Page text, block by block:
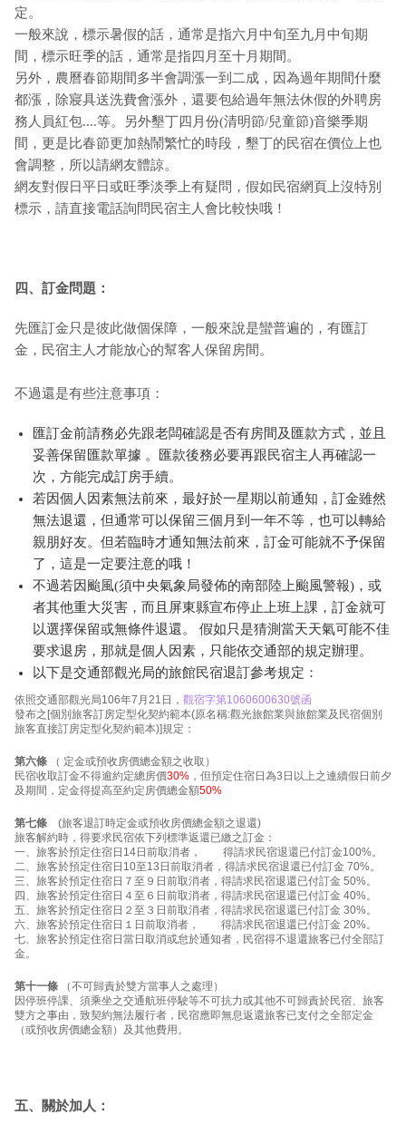
定。
一般來說，標示暑假的話，通常是指六月中旬至九月中旬期
間，標示旺季的話，通常是指四月至十月期間。
另外，農曆春節期間多半會調漲一到二成，因為過年期間什麼
都漲，除寢具送洗費會漲外，還要包給過年無法休假的外聘房
務人員紅包....等。另外墾丁四月份(清明節/兒童節)音樂季期
間，更是比春節更加熱鬧繁忙的時段，墾丁的民宿在價位上也
會調整，所以請網友體諒。
網友對假日平日或旺季淡季上有疑問，假如民宿網頁上沒特別
標示，請直接電話詢問民宿主人會比較快哦！
四、訂金問題：
先匯訂金只是彼此做個保障，一般來說是蠻普遍的，有匯訂
金，民宿主人才能放心的幫客人保留房間。
不過還是有些注意事項：
匯訂金前請務必先跟老闆確認是否有房間及匯款方式，並且
妥善保留匯款單據 。匯款後務必要再跟民宿主人再確認一
次，方能完成訂房手續。
若因個人因素無法前來，最好於一星期以前通知，訂金雖然
無法退還，但通常可以保留三個月到一年不等，也可以轉給
親朋好友。但若臨時才通知無法前來，訂金可能就不予保留
了，這是一定要注意的哦！
不過若因颱風(須中央氣象局發佈的南部陸上颱風警報)，或
者其他重大災害，而且屏東縣宣布停止上班上課，訂金就可
以選擇保留或無條件退還。 假如只是猜測當天天氣可能不佳
要求退房，那就是個人因素，只能依交通部的規定辦理。
以下是交通部觀光局的旅館民宿退訂參考規定：
依照交通部觀光局106年7月21日， 觀宿字第1060600630號函
發布之[個別旅客訂房定型化契約範本(原名稱:觀光旅館業與旅館業及民宿個別
旅客直接訂房定型化契約範本)]規定：
第六條 （ 定金或預收房價總金額之收取）
民宿收取訂金不得逾約定總房價30% ，但預定住宿日為3日以上之連續假日前夕
及期間，定金得提高至約定房價總金額50%
第七條 (旅客退訂時定金或預收房價總金額之退還)
旅客解約時，得要求民宿依下列標準返還已繳之訂金：
一、旅客於預定住宿日14日前取消者， 得請求民宿退還已付訂金100%。
二、旅客於預定住宿日10至13日前取消者，得請求民宿退還已付訂金 70%。
三、旅客於預定住宿日７至９日前取消者，得請求民宿退還已付訂金 50%。
四、旅客於預定住宿日４至６日前取消者，得請求民宿退還已付訂金 40%。
五、旅客於預定住宿日２至３日前取消者，得請求民宿退還已付訂金 30%。
六、旅客於預定住宿日１日前取消者， 得請求民宿退還已付訂金 20%。
七、旅客於預定住宿日當日取消或怠於通知者，民宿得不退還旅客已付全部訂
金。
第十一條 （不可歸責於雙方當事人之處理）
因停班停課、須乘坐之交通航班停駛等不可抗力或其他不可歸責於民宿、旅客
雙方之事由，致契約無法履行者，民宿應即無息返還旅客已支付之全部定金
（或預收房價總金額）及其他費用。
五、關於加人：